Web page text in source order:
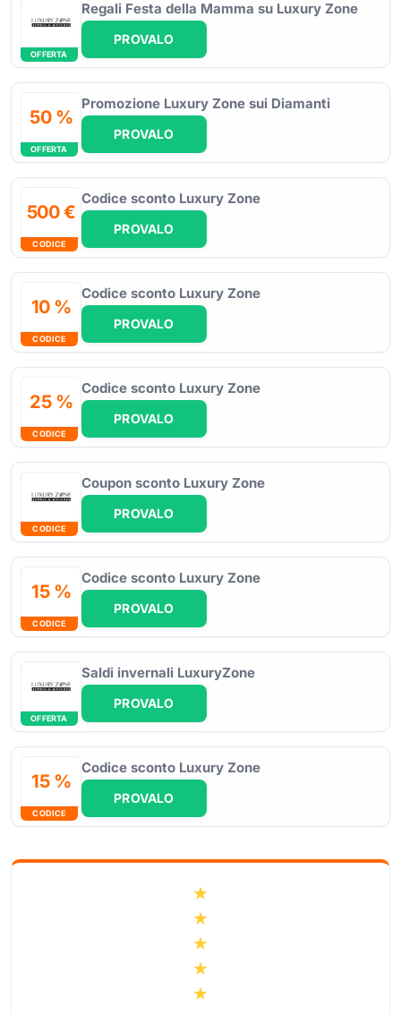
OFFERTA
Regali Festa della Mamma su Luxury Zone
PROVALO
50 %
OFFERTA
Promozione Luxury Zone sui Diamanti
PROVALO
500 €
CODICE
Codice sconto Luxury Zone
PROVALO
10 %
CODICE
Codice sconto Luxury Zone
PROVALO
25 %
CODICE
Codice sconto Luxury Zone
PROVALO
CODICE
Coupon sconto Luxury Zone
PROVALO
15 %
CODICE
Codice sconto Luxury Zone
PROVALO
OFFERTA
Saldi invernali LuxuryZone
PROVALO
15 %
CODICE
Codice sconto Luxury Zone
PROVALO